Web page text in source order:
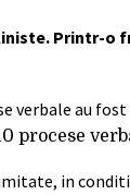
liniste. Printr-
procese
in